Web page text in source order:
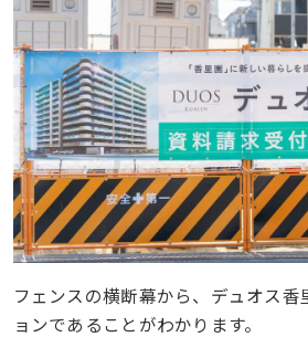
フェンスの横断幕から、デュオス香
ョンであることがわかります。